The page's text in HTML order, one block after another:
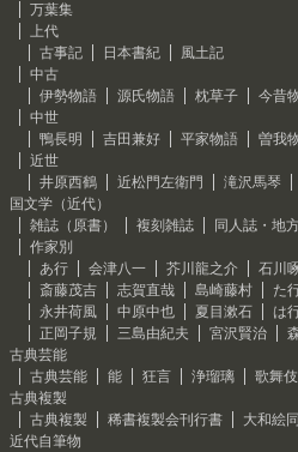
万葉集
上代
古事記
日本書紀
風土記
中古
伊勢物語
源氏物語 枕草子
今昔
中世
鴨長明
吉田兼好 平家物語 曽我
近世
井原西鶴
近松門左衛門 滝沢馬琴
国文学（近代）
雑誌（原書）
複刻雑誌 同人誌・地
作家別
あ行
会津八一 芥川龍之介 石川
斎藤茂吉
志賀直哉 島崎藤村 た
永井荷風
中原中也 夏目漱石 は
正岡子規
三島由紀夫 宮沢賢治
古典芸能
古典芸能
能 狂言 浄瑠璃
歌舞伎
古典複製
古典複製
稀書複製会刊行書 大和絵
近代自筆物